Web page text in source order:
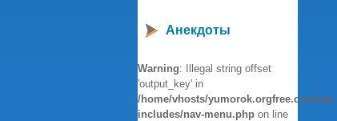
Анекдоты
Warning: Illegal string offset
'output_key' in
/home/vhosts/yumorok.orgfree.com/wp-
includes/nav-menu.php on line